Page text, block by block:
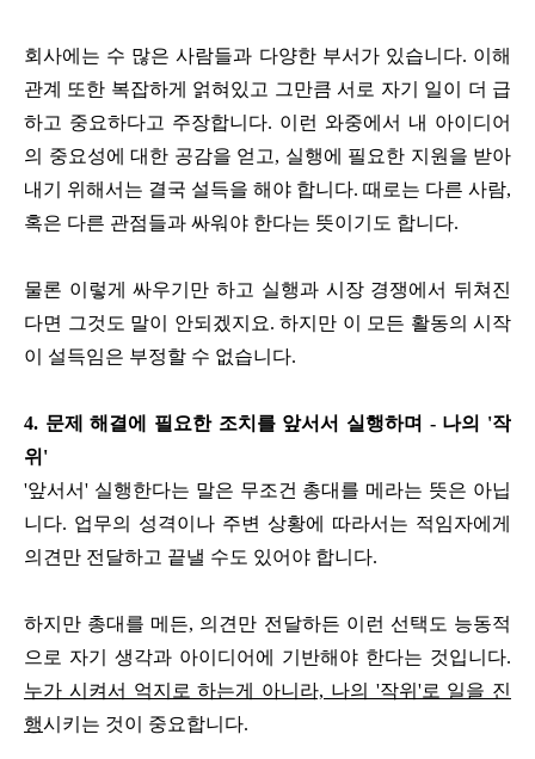
회사에는 수 많은 사람들과 다양한 부서가 있습니다. 이해
관계 또한 복잡하게 얽혀있고 그만큼 서로 자기 일이 더 급
하고 중요하다고 주장합니다. 이런 와중에서 내 아이디어
의 중요성에 대한 공감을 얻고, 실행에 필요한 지원을 받아
내기 위해서는 결국 설득을 해야 합니다. 때로는 다른 사람,
혹은 다른 관점들과 싸워야 한다는 뜻이기도 합니다.
물론 이렇게 싸우기만 하고 실행과 시장 경쟁에서 뒤쳐진
다면 그것도 말이 안되겠지요. 하지만 이 모든 활동의 시작
이 설득임은 부정할 수 없습니다.
4. 문제 해결에 필요한 조치를 앞서서 실행하며 - 나의 '작
위'
'앞서서' 실행한다는 말은 무조건 총대를 메라는 뜻은 아닙
니다. 업무의 성격이나 주변 상황에 따라서는 적임자에게
의견만 전달하고 끝낼 수도 있어야 합니다.
하지만 총대를 메든, 의견만 전달하든 이런 선택도 능동적
으로 자기 생각과 아이디어에 기반해야 한다는 것입니다.
누가 시켜서 억지로 하는게 아니라, 나의 '작위'로 일을 진
행시키는 것이 중요합니다.